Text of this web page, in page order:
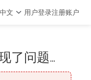
中文 用户登录注册账户
了问题…